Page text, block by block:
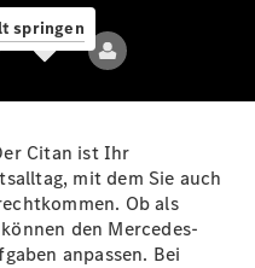
springen
Citan ist Ihr
mit dem Sie auch
Ob als
den Mercedes-
anpassen. Bei